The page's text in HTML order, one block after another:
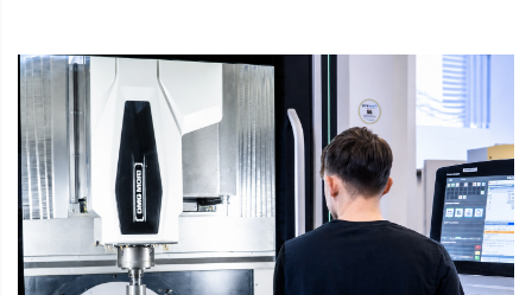
thực thi chương trình. Phần mềm cad miễn phí phù hợp để học,
nhưng doanh nghiệp phải kiểm tra độ chính xác, bản quyền và
tính tương thích.